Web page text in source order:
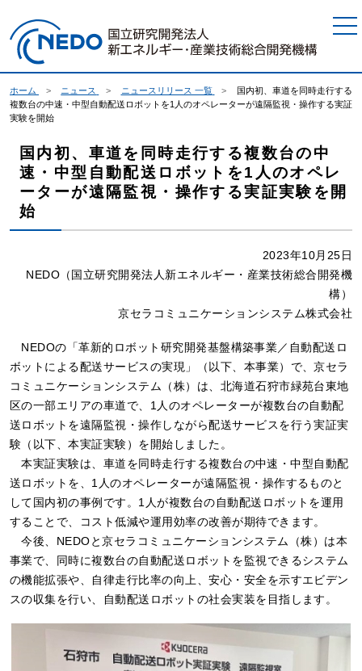
ホーム ニュース ニュースリリース 一覧
国内初、車道を同時走行する
複数台の中速・中型自動配送ロボットを1人のオペレーターが遠隔監視・操作する実証
実験を開始
国内初、車道を同時走行する複数台の中
速・中型自動配送ロボットを1人のオペレ
ーターが遠隔監視・操作する実証実験を開
始
2023年10月25日
NEDO（国立研究開発法人新エネルギー・産業技術総合開発機
構）
京セラコミュニケーションシステム株式会社
NEDOの「革新的ロボット研究開発基盤構築事業／自動配送ロ
ボットによる配送サービスの実現」（以下、本事業）で、京セラ
コミュニケーションシステム（株）は、北海道石狩市緑苑台東地
区の一部エリアの車道で、1人のオペレーターが複数台の自動配
送ロボットを遠隔監視・操作しながら配送サービスを行う実証実
験（以下、本実証実験）を開始しました。
本実証実験は、車道を同時走行する複数台の中速・中型自動配
送ロボットを、1人のオペレーターが遠隔監視・操作するものと
して国内初の事例です。1人が複数台の自動配送ロボットを運用
することで、コスト低減や運用効率の改善が期待できます。
今後、NEDOと京セラコミュニケーションシステム（株）は本
事業で、同時に複数台の自動配送ロボットを監視できるシステム
の機能拡張や、自律走行比率の向上、安心・安全を示すエビデン
スの収集を行い、自動配送ロボットの社会実装を目指します。